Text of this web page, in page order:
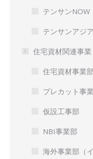
テンサンNOW
テンサンアジ
住宅資材関連事業
住宅資材事業部
プレカット事
仮設工事部
NBI事業部
海外事業部（